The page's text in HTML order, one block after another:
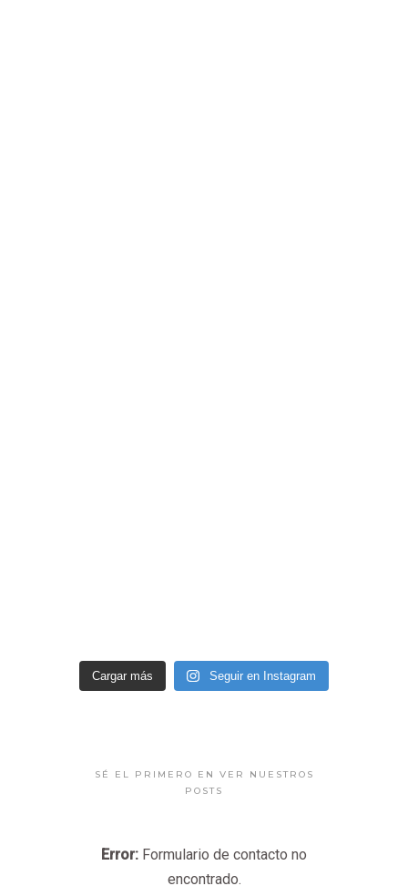
Cargar más Seguir en Instagram
SÉ EL PRIMERO EN VER NUESTROS
POSTS
Error: Formulario de contacto no
encontrado.